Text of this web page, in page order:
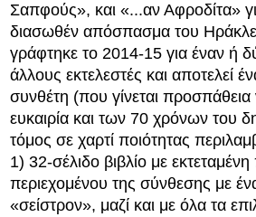
Σαπφούς», και «...αν Αφροδίτα»
διασωθέν απόσπασμα του
γράφτηκε το 2014-15 για έναν ή
άλλους εκτελεστές και αποτελεί
συνθέτη (που γίνεται
ευκαιρία και των 70 χρόνων του
τόμος σε χαρτί ποιότητας
1) 32-σέλιδο βιβλίο με
περιεχομένου της σύνθεσης με
«σείστρον», μαζί και με όλα τα